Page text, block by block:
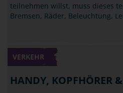
teilnehmen willst, muss dieses
Bremsen, Räder, Beleuchtung,
VERKEHR
HANDY, KOPFHÖRER